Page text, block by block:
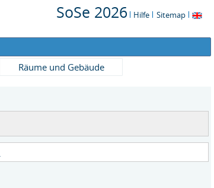
SoSe 2026 Hilfe Sitemap
Räume und Gebäude